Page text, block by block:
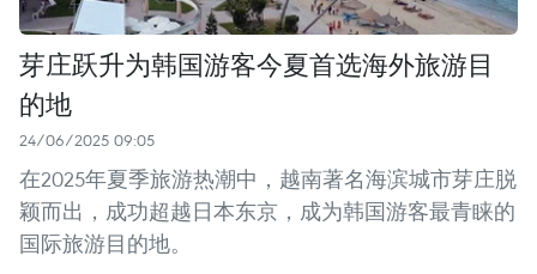
芽庄跃升为韩国游客今夏首选海外旅游目
的地
24/06/2025 09:05
在2025年夏季旅游热潮中，越南著名海滨城市芽庄脱
颖而出，成功超越日本东京，成为韩国游客最青睐的
国际旅游目的地。